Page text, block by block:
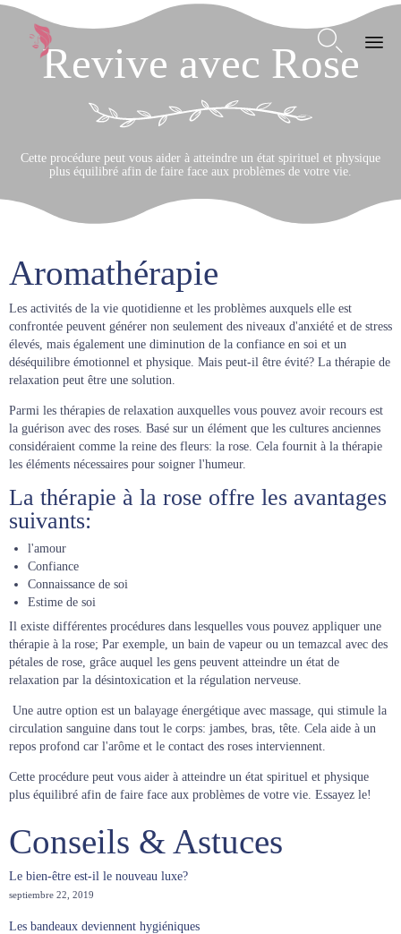

Revive avec Rose
Cette procédure peut vous aider à atteindre un état spirituel et physique
plus équilibré afin de faire face aux problèmes de votre vie.
Aromathérapie
Les activités de la vie quotidienne et les problèmes auxquels elle est
confrontée peuvent générer non seulement des niveaux d'anxiété et de stress
élevés, mais également une diminution de la confiance en soi et un
déséquilibre émotionnel et physique. Mais peut-il être évité? La thérapie de
relaxation peut être une solution.
Parmi les thérapies de relaxation auxquelles vous pouvez avoir recours est
la guérison avec des roses. Basé sur un élément que les cultures anciennes
considéraient comme la reine des fleurs: la rose. Cela fournit à la thérapie
les éléments nécessaires pour soigner l'humeur.
La thérapie à la rose offre les avantages
suivants:
l'amour
Confiance
Connaissance de soi
Estime de soi
Il existe différentes procédures dans lesquelles vous pouvez appliquer une
thérapie à la rose; Par exemple, un bain de vapeur ou un temazcal avec des
pétales de rose, grâce auquel les gens peuvent atteindre un état de
relaxation par la désintoxication et la régulation nerveuse.
Une autre option est un balayage énergétique avec massage, qui stimule la
circulation sanguine dans tout le corps: jambes, bras, tête. Cela aide à un
repos profond car l'arôme et le contact des roses interviennent.
Cette procédure peut vous aider à atteindre un état spirituel et physique
plus équilibré afin de faire face aux problèmes de votre vie. Essayez le!
Conseils & Astuces
Le bien-être est-il le nouveau luxe?
septiembre 22, 2019
Les bandeaux deviennent hygiéniques